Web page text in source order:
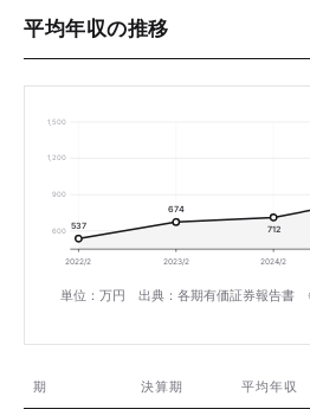
平均年収の推移
1,500
1,200
900
600 537
674
712
2022/2 2023/2 2024/2
単位：万円 出典：各期有価証券報告書
期 決算期 平均年収